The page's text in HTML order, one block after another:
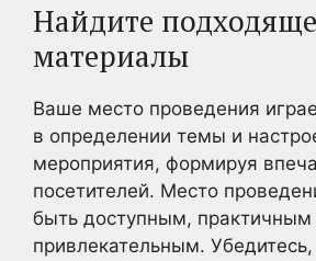
Найдите
материалы
Ваше место проведения
в определении темы и
мероприятия, формируя
посетителей. Место
быть доступным, практичным
привлекательным. Убедитесь,